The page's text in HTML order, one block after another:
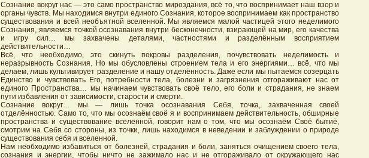
Сознание вокруг нас — это само пространство мироздания, всё то, что воспринимает наш взор и
органы чувств. Мы находимся внутри единого Сознания, которое воспринимаем как пространство
существования и всей необъятной вселенной. Мы являемся малой частицей этого неделимого
Сознания, являемся точкой осознавания внутри бесконечности, взирающей на мир, его качества
и игру сил… мы захвачены деталями, частностями и разделённым восприятием
действительности…
Всё, что необходимо, это скинуть покровы разделения, почувствовать неделимость и
неразрывность Сознания. Но мы обусловлены строением тела и его энергиями… всё, что мы
делаем, лишь культивирует разделение и нашу отделённость. Даже если мы пытаемся созерцать
Единство и чувствовать Его, потребности тела, болезни и загрязнения отгораживают нас от
единого Пространства… мы начинаем чувствовать своё тело, его боли и страдания, не знаем
пути избавления от зависимости, старости и смерти.
Сознание вокруг… мы — лишь точка осознавания Себя, точка, захваченная своей
отделённостью. Само то, что мы осознаём своё я и воспринимаем действительность, обширные
пространства и существование вселенной, говорит нам о том, что мы осознаём Своё бытиё,
смотрим на Себя со стороны, из точки, лишь находимся в неведении и заблуждении о природе
существования себя и вселенной.
Нам необходимо избавиться от болезней, страдания и боли, заняться очищением своего тела,
сознания и энергии, чтобы ничто не зажимало нас и не отгораживало от окружающего нас